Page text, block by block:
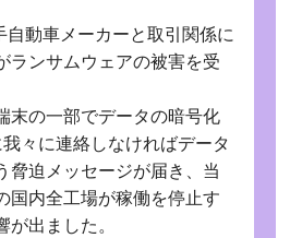
動車メーカーと取引関係に
ランサムウェアの被害を受
末の一部でデータの暗号化
々に連絡しなければデータ
脅迫メッセージが届き、当
国内全工場が稼働を停止す
出ました。